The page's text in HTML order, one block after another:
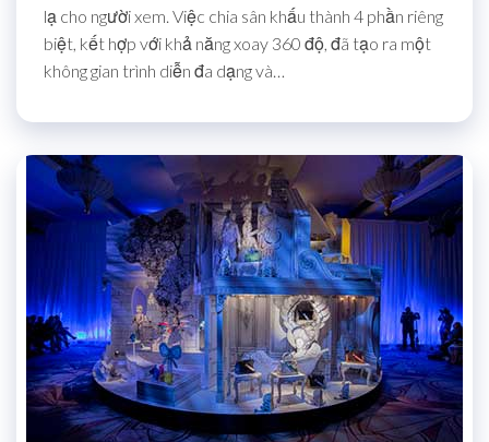
lạ cho người xem. Việc chia sân khấu thành 4 phần riêng
biệt, kết hợp với khả năng xoay 360 độ, đã tạo ra một
không gian trình diễn đa dạng và…